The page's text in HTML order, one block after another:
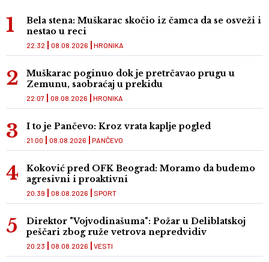
Bela stena: Muškarac skočio iz čamca da se osveži i
nestao u reci
HRONIKA
22:32 08.08.2026
Muškarac poginuo dok je pretrčavao prugu u
Zemunu, saobraćaj u prekidu
HRONIKA
22:07 08.08.2026
I to je Pančevo: Kroz vrata kaplje pogled
PANČEVO
21:00 08.08.2026
Koković pred OFK Beograd: Moramo da budemo
agresivni i proaktivni
SPORT
20:39 08.08.2026
Direktor "Vojvodinašuma": Požar u Deliblatskoj
peščari zbog ruže vetrova nepredvidiv
VESTI
20:23 08.08.2026